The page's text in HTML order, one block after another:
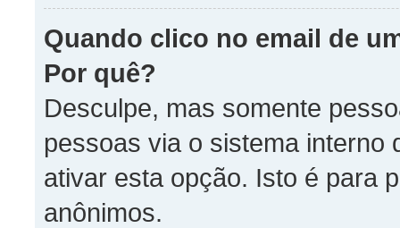
Quando clico no email de
Por quê?
Desculpe, mas somente
pessoas via o sistema interno
ativar esta opção. Isto é para
anônimos.